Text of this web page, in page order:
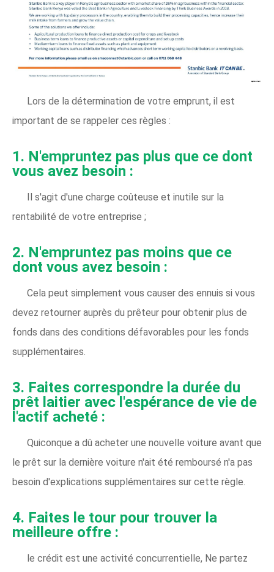
Lors de la détermination de votre emprunt, il est
important de se rappeler ces règles :
1. N'empruntez pas plus que ce dont
vous avez besoin :
Il s'agit d'une charge coûteuse et inutile sur la
rentabilité de votre entreprise ;
2. N'empruntez pas moins que ce
dont vous avez besoin :
Cela peut simplement vous causer des ennuis si vous
devez retourner auprès du prêteur pour obtenir plus de
fonds dans des conditions défavorables pour les fonds
supplémentaires.
3. Faites correspondre la durée du
prêt laitier avec l'espérance de vie de
l'actif acheté :
Quiconque a dû acheter une nouvelle voiture avant que
le prêt sur la dernière voiture n'ait été remboursé n'a pas
besoin d'explications supplémentaires sur cette règle.
4. Faites le tour pour trouver la
meilleure offre :
le crédit est une activité concurrentielle, Ne partez